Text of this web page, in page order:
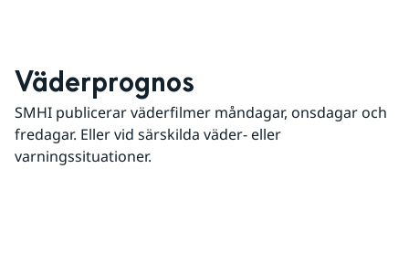
Väderprognos
SMHI publicerar väderfilmer måndagar, onsdagar och
fredagar. Eller vid särskilda väder- eller
varningssituationer.